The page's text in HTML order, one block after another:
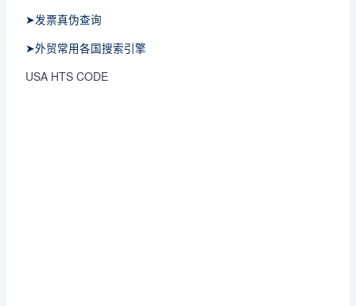
➤发票真伪查询
➤外贸常用各国搜索引擎
USA HTS CODE